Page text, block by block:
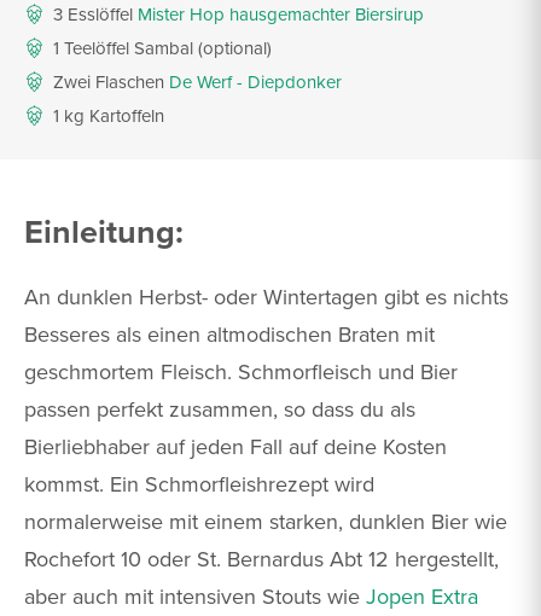
3 Esslöffel Mister Hop hausgemachter Biersirup
1 Teelöffel Sambal (optional)
Zwei Flaschen De Werf - Diepdonker
1 kg Kartoffeln
Einleitung:
An dunklen Herbst- oder Wintertagen gibt es nichts
Besseres als einen altmodischen Braten mit
geschmortem Fleisch. Schmorfleisch und Bier
passen perfekt zusammen, so dass du als
Bierliebhaber auf jeden Fall auf deine Kosten
kommst. Ein Schmorfleishrezept wird
normalerweise mit einem starken, dunklen Bier wie
Rochefort 10 oder St. Bernardus Abt 12 hergestellt,
aber auch mit intensiven Stouts wie Jopen Extra